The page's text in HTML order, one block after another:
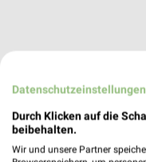
Datenschutzeinstellungen
Durch Klicken auf die
beibehalten.
Wir und unsere Partner